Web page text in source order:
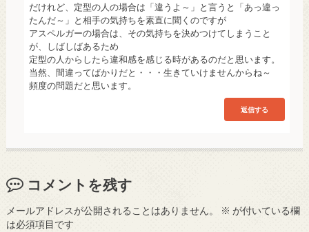
だけれど、定型の人の場合は「違うよ～」と言うと「あっ違っ
たんだ～」と相手の気持ちを素直に聞くのですが
アスペルガーの場合は、その気持ちを決めつけてしまうこと
が、しばしばあるため
定型の人からしたら違和感を感じる時があるのだと思います。
当然、間違ってばかりだと・・・生きていけませんからね～
頻度の問題だと思います。
返信する
コメントを残す
メールアドレスが公開されることはありません。 ※ が付いている欄
は必須項目です